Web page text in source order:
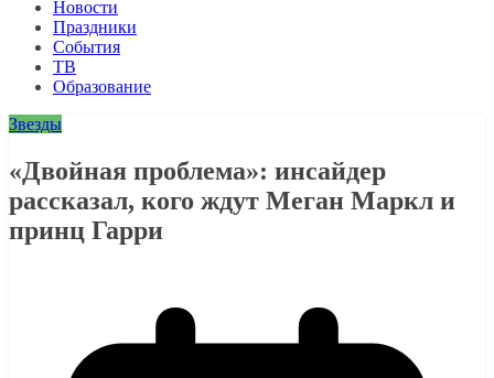
Новости
Праздники
События
ТВ
Образование
Звезды
«Двойная проблема»: инсайдер
рассказал, кого ждут Меган Маркл и
принц Гарри